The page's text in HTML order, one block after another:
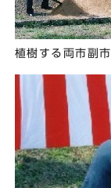
植樹する両市副